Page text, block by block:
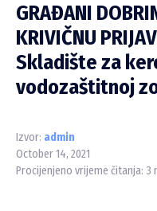
GRAĐANI
KRIVIČNU
Skladište za
vodozaštitnoj
Izvor: admin
October 14, 2021
Procijenjeno vrijeme čitanja: 3